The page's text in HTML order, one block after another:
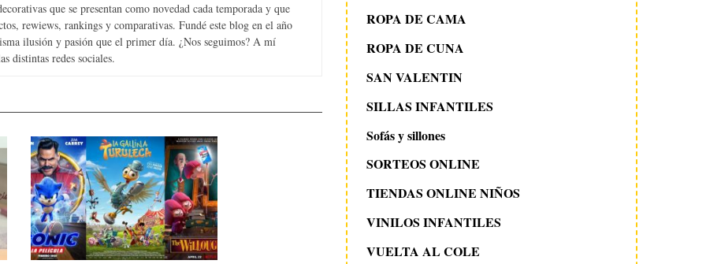
que se presentan como novedad cada temporada y que
rewiews, rankings y comparativas. Fundé este blog en el año
ilusión y pasión que el primer día. ¿Nos seguimos? A mí
distintas redes sociales.
ROPA DE CAMA
ROPA DE CUNA
SAN VALENTIN
SILLAS INFANTILES
Sofás y sillones
SORTEOS ONLINE
TIENDAS ONLINE NIÑOS
VINILOS INFANTILES
VUELTA AL COLE